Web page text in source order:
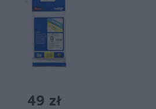
49 zł